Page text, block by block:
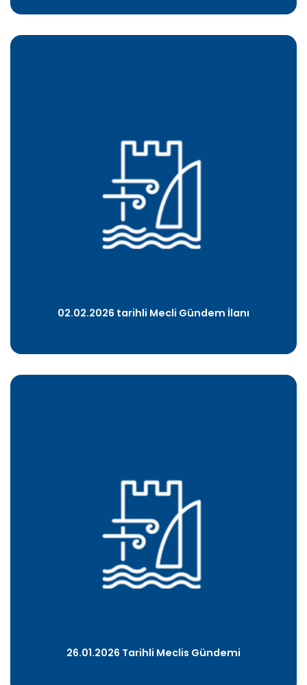
02.02.2026 tarihli Mecli Gündem İlanı
26.01.2026 Tarihli Meclis Gündemi